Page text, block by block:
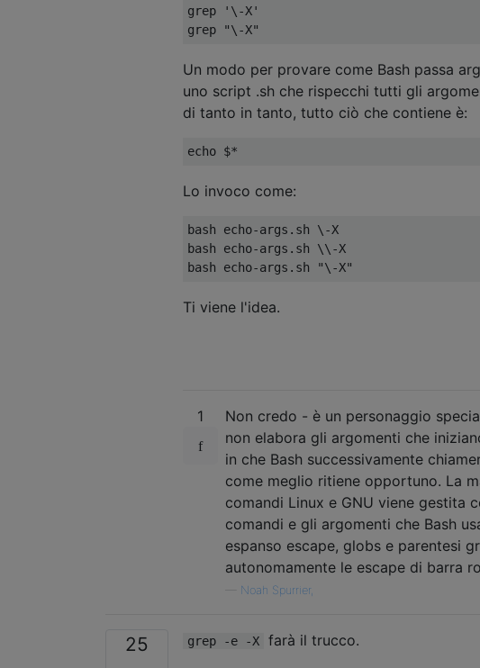
grep '\-X'
Un modo per provare come Bash passa
uno script .sh che rispecchi tutti gli
di tanto in tanto, tutto ciò che contiene è:
Lo invoco come:
bash echo-args.sh \-X
bash echo-args.sh \\-X
Ti viene l'idea.
1
Non credo - è un personaggio
non elabora gli argomenti che
in che Bash successivamente
come meglio ritiene opportuno. La
comandi Linux e GNU viene gestita
comandi e gli argomenti che Bash
espanso escape, globs e parentesi
autonomamente le escape di barra
Noah Spurrier,
25 grep -e -X farà il trucco.